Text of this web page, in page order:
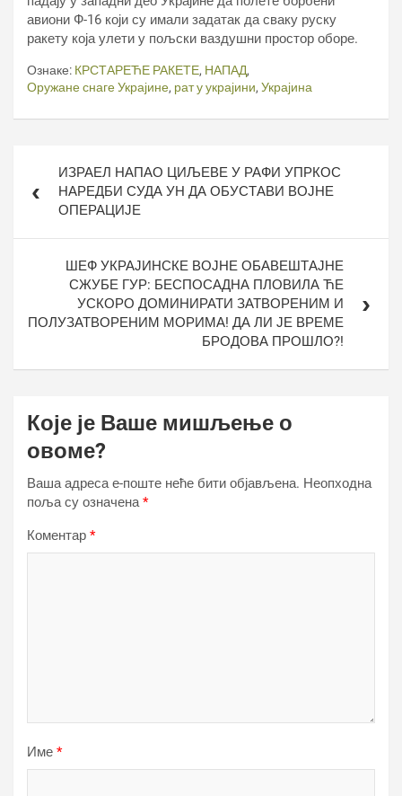
авиони Ф-16 који су имали задатак да сваку руску
ракету која улети у пољски ваздушни простор оборе.
Ознаке: КРСТАРЕЋЕ РАКЕТЕ, НАПАД,
Оружане снаге Украјине, рат у украјини, Украјина
чланкаИЗРАЕЛ НАПАО ЦИЉЕВЕ У РАФИ УПРКОС
НАРЕДБИ СУДА УН ДА ОБУСТАВИ ВОЈНЕ
ОПЕРАЦИЈЕ
ШЕФ УКРАЈИНСКЕ ВОЈНЕ ОБАВЕШТАЈНЕ
СЖУБЕ ГУР: БЕСПОСАДНА ПЛОВИЛА ЋЕ
УСКОРО ДОМИНИРАТИ ЗАТВОРЕНИМ И
ПОЛУЗАТВОРЕНИМ МОРИМА! ДА ЛИ ЈЕ ВРЕМЕ
БРОДОВА ПРОШЛО?!
Које је Ваше мишљење о
овоме?
Ваша адреса е-поште неће бити објављена. Неопходна
поља су означена*
Коментар *
Име *